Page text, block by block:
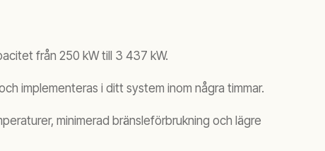
från 250 kW till 3 437 kW.
implementeras i ditt system inom några timmar.
minimerad bränsleförbrukning och lägre